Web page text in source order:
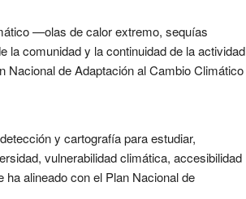
—olas de calor extremo, sequías
la comunidad y la continuidad de la actividad
Nacional de Adaptación al Cambio Climático
y cartografía para estudiar,
vulnerabilidad climática, accesibilidad
alineado con el Plan Nacional de